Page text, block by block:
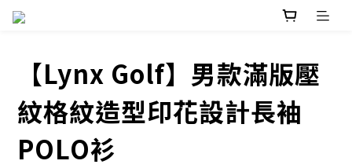
【Lynx Golf】男款滿版壓
紋格紋造型印花設計長袖
POLO衫